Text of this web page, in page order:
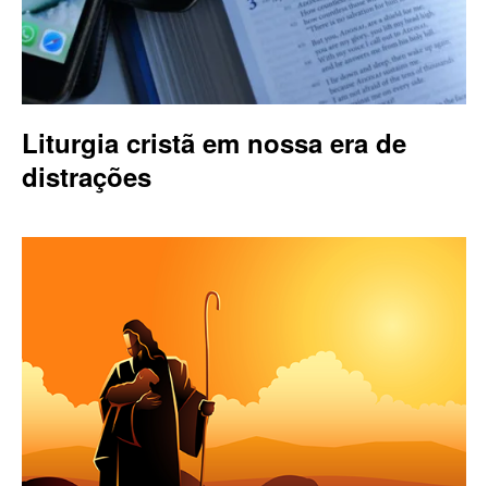
Liturgia cristã em nossa era de
distrações